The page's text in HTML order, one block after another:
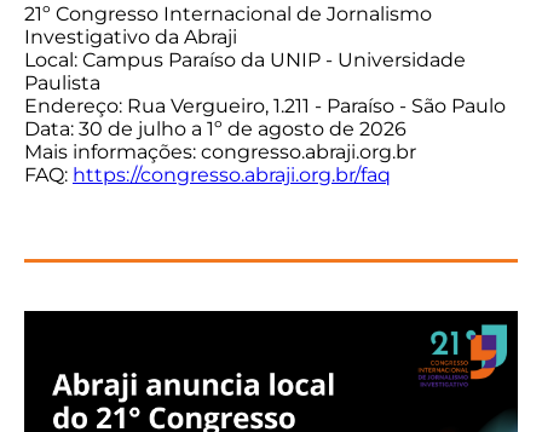
21º Congresso Internacional de Jornalismo
Investigativo da Abraji
Local: Campus Paraíso da UNIP - Universidade
Paulista
Endereço: Rua Vergueiro, 1.211 - Paraíso - São Paulo
Data: 30 de julho a 1º de agosto de 2026
Mais informações: congresso.abraji.org.br
FAQ: https://congresso.abraji.org.br/faq